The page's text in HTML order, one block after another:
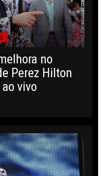
no
Perez Hilton
vivo